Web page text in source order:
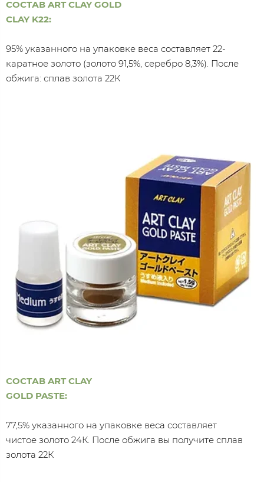
СОСТАВ ART CLAY GOLD
CLAY K22:
95% указанного на упаковке веса составляет 22-
каратное золото (золото 91,5%, серебро 8,3%). После
обжига: сплав золота 22К​
СОСТАВ ART CLAY
GOLD PASTE:
77,5% указанного на упаковке веса составляет
чистое золото 24К. После обжига вы получите сплав
золота 22К